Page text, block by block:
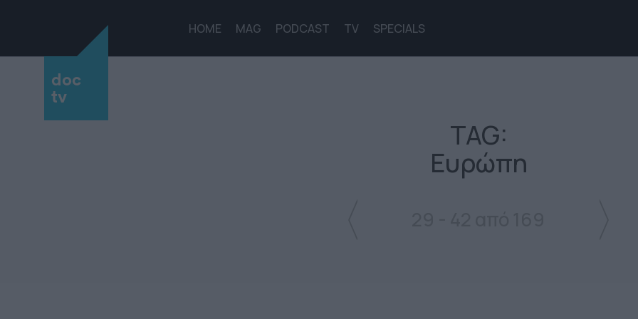
doc
tv
HOME MAG PODCAST TV SPECIALS
TAG:
Ευρώπη